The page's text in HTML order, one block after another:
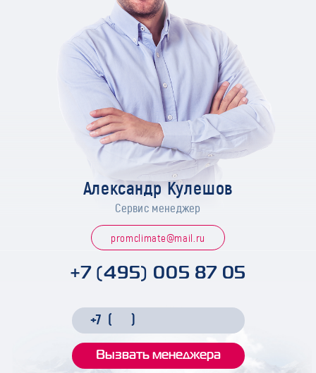
Александр Кулешов
Сервис менеджер
promclimate@mail.ru
+7 (495) 005 87 05